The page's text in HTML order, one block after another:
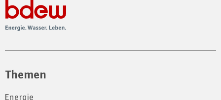
Themen
Energie